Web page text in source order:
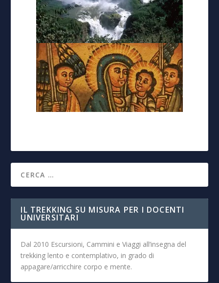
IL TREKKING SU MISURA PER I DOCENTI
UNIVERSITARI
Dal 2010 Escursioni, Cammini e Viaggi all’insegna del
trekking lento e contemplativo, in grado di
appagare/arricchire corpo e mente.